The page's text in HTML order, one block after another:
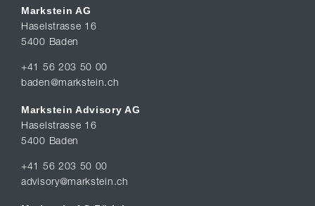
Markstein AG
Haselstrasse 16
5400 Baden
+41 56 203 50 00
baden@markstein.ch
Markstein Advisory AG
Haselstrasse 16
5400 Baden
+41 56 203 50 00
advisory@markstein.ch